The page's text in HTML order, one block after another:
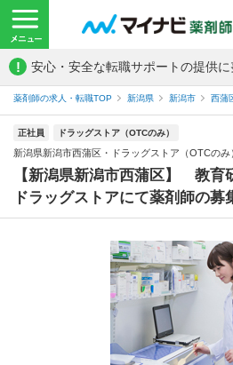
! 安心・安全な転職サポートの提供に
薬剤師の求人・転職TOP 新潟県 新潟市 西蒲
正社員 ドラッグストア（OTCのみ）
新潟県新潟市西蒲区・ドラッグストア（OTCのみ
【新潟県新潟市西蒲区】 教育
ドラッグストアにて薬剤師の募